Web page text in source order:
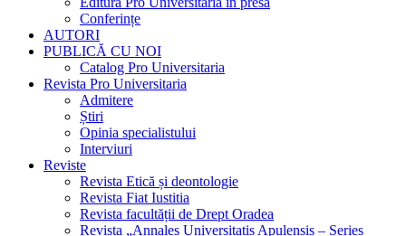
Conferințe
AUTORI
PUBLICĂ CU NOI
Catalog Pro Universitaria
Revista Pro Universitaria
Admitere
Știri
Opinia specialistului
Interviuri
Reviste
Revista Etică și deontologie
Revista Fiat Iustitia
Revista facultății de Drept Oradea
Revista „Annales Universitatis Apulensis – Series